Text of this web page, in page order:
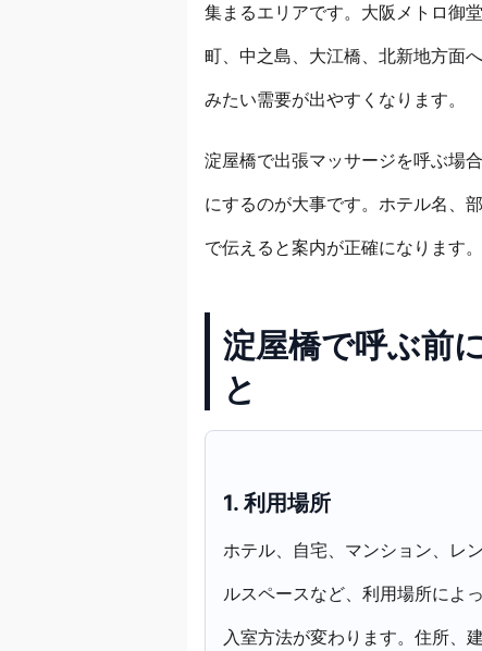
集まるエリアです。大阪メトロ御
町、中之島、大江橋、北新地方面
みたい需要が出やすくなります。
淀屋橋で出張マッサージを呼ぶ場
にするのが大事です。ホテル名、
で伝えると案内が正確になります。
淀屋橋で呼ぶ前
と
1. 利用場所
ホテル、自宅、マンション、レ
ルスペースなど、利用場所によ
入室方法が変わります。住所、